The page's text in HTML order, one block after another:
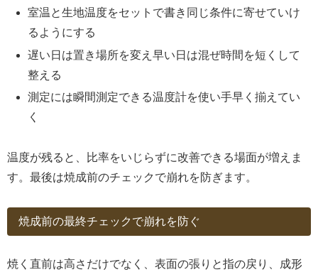
室温と生地温度をセットで書き同じ条件に寄せていけ
るようにする
遅い日は置き場所を変え早い日は混ぜ時間を短くして
整える
測定には瞬間測定できる温度計を使い手早く揃えてい
く
温度が残ると、比率をいじらずに改善できる場面が増えま
す。最後は焼成前のチェックで崩れを防ぎます。
焼成前の最終チェックで崩れを防ぐ
焼く直前は高さだけでなく、表面の張りと指の戻り、成形